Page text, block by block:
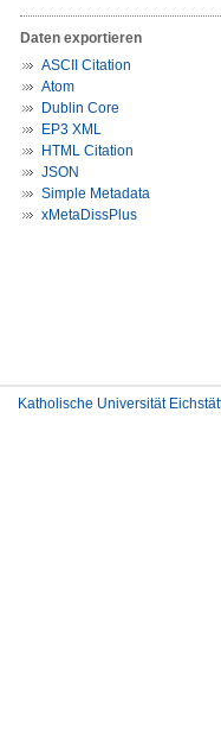
Daten exportieren
ASCII Citation
Atom
Dublin Core
EP3 XML
HTML Citation
JSON
Simple Metadata
xMetaDissPlus
Katholische Universität